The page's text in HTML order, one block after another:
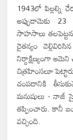
1943లో పిల్లల్ని
అప్పుడామెకు
సాహసాలు
చైతన్యం
నిర్దాక్షిణ్యంగా
చిత్రహింసలూ
చంపడానికి
మనుషులు - నాజీ
తప్పించారు. కానీ
వచ్చింది.